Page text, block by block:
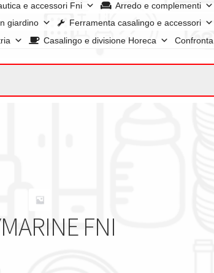
e accessori Fni
Arredo e complementi
giardino
Ferramenta casalingo e accessori
Casalingo e divisione Horeca Confronta
ordineSpedizioni in europaSpedizioni in italia
FNI